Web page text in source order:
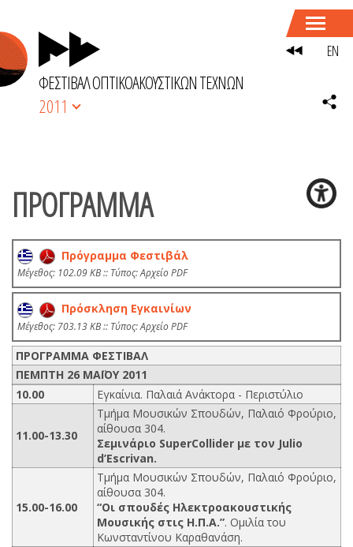
ΦΕΣΤΙΒΑΛ ΟΠΤΙΚΟΑΚΟΥΣΤΙΚΩΝ ΤΕΧΝΩΝ
2011
ΠΡΟΓΡΑΜΜΑ
Πρόγραμμα Φεστιβάλ
Mέγεθος: 102.09 KB :: Τύπος: Αρχείο PDF
Πρόσκληση Εγκαινίων
Mέγεθος: 703.13 KB :: Τύπος: Αρχείο PDF
ΠΡΟΓΡΑΜΜΑ ΦΕΣΤΙΒΑΛ
ΠΕΜΠΤΗ 26 ΜΑΪΟΥ 2011
10.00
Εγκαίνια. Παλαιά Ανάκτορα - Περιστύλιο
11.00-13.30
Τμήμα Μουσικών Σπουδών, Παλαιό Φρούριο,
αίθουσα 304.
Σεμινάριο SuperCollider με τον Julio
d’Escrivan.
15.00-16.00
Τμήμα Μουσικών Σπουδών, Παλαιό Φρούριο,
αίθουσα 304.
“Οι σπουδές Ηλεκτροακουστικής
Μουσικής στις Η.Π.Α.”. Ομιλία του
Κωνσταντίνου Καραθανάση.
EN